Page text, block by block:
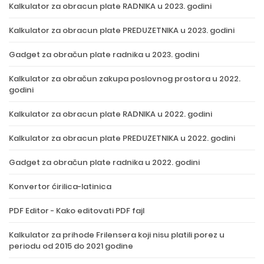
Kalkulator za obracun plate RADNIKA u 2023. godini
Kalkulator za obracun plate PREDUZETNIKA u 2023. godini
Gadget za obračun plate radnika u 2023. godini
Kalkulator za obračun zakupa poslovnog prostora u 2022.
godini
Kalkulator za obracun plate RADNIKA u 2022. godini
Kalkulator za obracun plate PREDUZETNIKA u 2022. godini
Gadget za obračun plate radnika u 2022. godini
Konvertor ćirilica-latinica
PDF Editor - Kako editovati PDF fajl
Kalkulator za prihode Frilensera koji nisu platili porez u
periodu od 2015 do 2021 godine